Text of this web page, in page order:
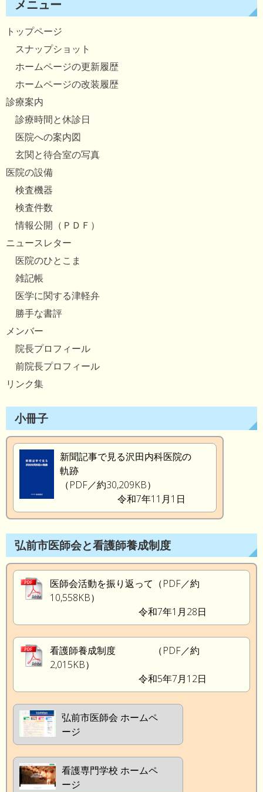
メニュー
トップページ
スナップショット
ホームページの更新履歴
ホームページの改装履歴
診療案内
診療時間と休診日
医院への案内図
玄関と待合室の写真
医院の設備
検査機器
検査件数
情報公開（ＰＤＦ）
ニュースレター
医院のひとこま
雑記帳
医学に関する津軽弁
勝手な書評
メンバー
院長プロフィール
前院長プロフィール
リンク集
小冊子
新聞記事で見る沢田内科医院の
軌跡
（PDF／約30,209KB）
令和7年11月1日
弘前市医師会と看護師養成制度
医師会活動を振り返って（PDF／約
10,558KB）
令和7年1月28日
看護師養成制度 （PDF／約
2,015KB）
令和5年7月12日
弘前市医師会 ホームペ
ージ
看護専門学校 ホームペ
ージ